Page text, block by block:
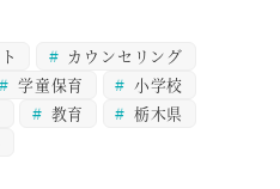
カウンセリング
学童保育
小学校
教育
栃木県